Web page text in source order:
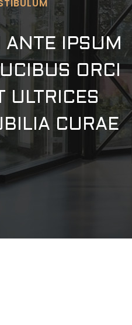
IPSUM
ORCI
ULTRICES
CURAE